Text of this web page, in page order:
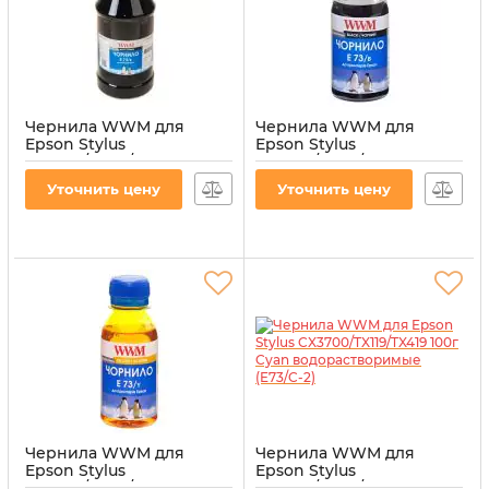
Чернила WWM для
Epson Stylus
CX3700/TX119/TX419 1000г
Black водорастворимые
(E73/B-4)
Уточнить цену
Чернила WWM для
Epson Stylus
CX3700/TX119/TX419 100г
Black водорастворимые
(E73/B-2)
Уточнить цену
Чернила WWM для
Epson Stylus
Чернила WWM для
Epson Stylus